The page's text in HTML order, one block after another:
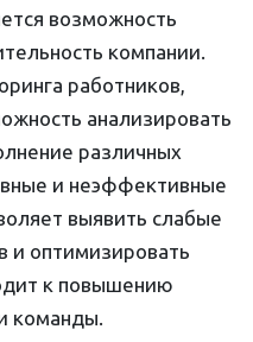
возможность
компании.
работников,
анализировать
различных
и неэффективные
выявить слабые
и оптимизировать
к повышению
команды.